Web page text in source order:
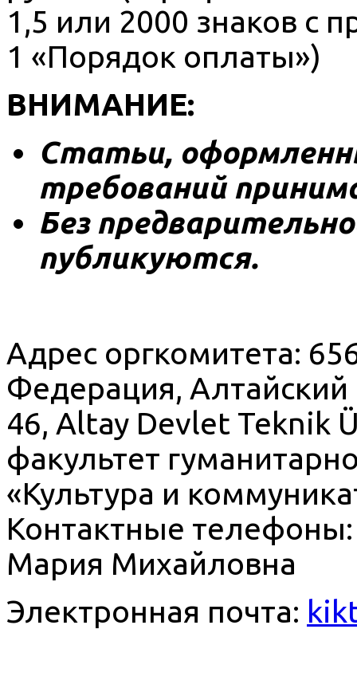
1,5 или 2000 знаков с
1 «Порядок оплаты»)
ВНИМАНИЕ:
Статьи,
требований
Без
публикуются.
Адрес оргкомитета:
Федерация, Алтайский
46, Altay Devlet Teknik
факультет
«Культура и
Контактные
Мария Михайловна
Электронная почта: